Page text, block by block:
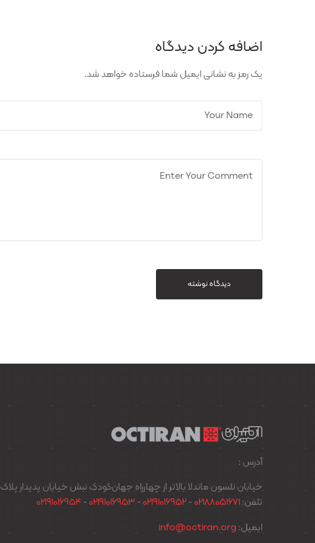
اضافه کردن دیدگاه
یک رمز به نشانی ایمیل شما فرستاده خواهد شد.
دیدگاه نوشته
آدرس :
خیابان نلسون ماندلا بالاتر از چهارراه جهان‌کودک نبش خیابان پدیدار پلاک ۶۶ واحد ۱۰۵
تلفن:02188051671
-
02191016952
-
02191016953
-
02191016954
ایمیل: info@octiran.org